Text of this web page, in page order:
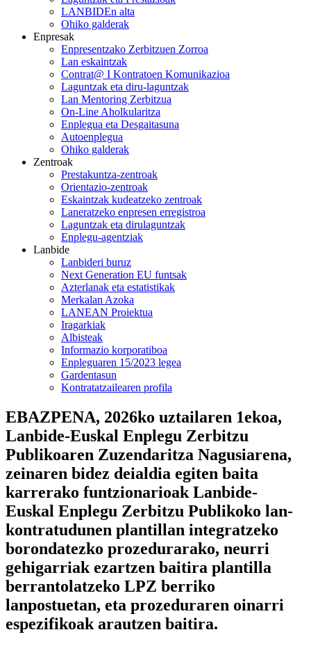
LANBIDEn alta
Ohiko galderak
Enpresak
Enpresentzako Zerbitzuen Zorroa
Lan eskaintzak
Contrat@ I Kontratoen Komunikazioa
Laguntzak eta diru-laguntzak
Lan Mentoring Zerbitzua
On-Line Aholkularitza
Enplegua eta Desgaitasuna
Autoenplegua
Ohiko galderak
Zentroak
Prestakuntza-zentroak
Orientazio-zentroak
Eskaintzak kudeatzeko zentroak
Laneratzeko enpresen erregistroa
Laguntzak eta dirulaguntzak
Enplegu-agentziak
Lanbide
Lanbideri buruz
Next Generation EU funtsak
Azterlanak eta estatistikak
Merkalan Azoka
LANEAN Proiektua
Iragarkiak
Albisteak
Informazio korporatiboa
Enpleguaren 15/2023 legea
Gardentasun
Kontratatzailearen profila
EBAZPENA, 2026ko uztailaren 1ekoa,
Lanbide-Euskal Enplegu Zerbitzu
Publikoaren Zuzendaritza Nagusiarena,
zeinaren bidez deialdia egiten baita
karrerako funtzionarioak Lanbide-
Euskal Enplegu Zerbitzu Publikoko lan-
kontratudunen plantillan integratzeko
borondatezko prozedurarako, neurri
gehigarriak ezartzen baitira plantilla
berrantolatzeko LPZ berriko
lanpostuetan, eta prozeduraren oinarri
espezifikoak arautzen baitira.